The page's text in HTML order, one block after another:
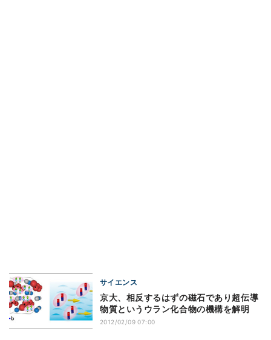
サイエンス
京大、相反するはずの磁石であり超伝導
物質というウラン化合物の機構を解明
2012/02/09 07:00